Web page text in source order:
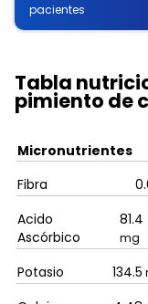
pacientes
Tabla
pimiento de
Micronutrientes
Fibra
Acido
Ascórbico
81.4
mg
Potasio 134.5